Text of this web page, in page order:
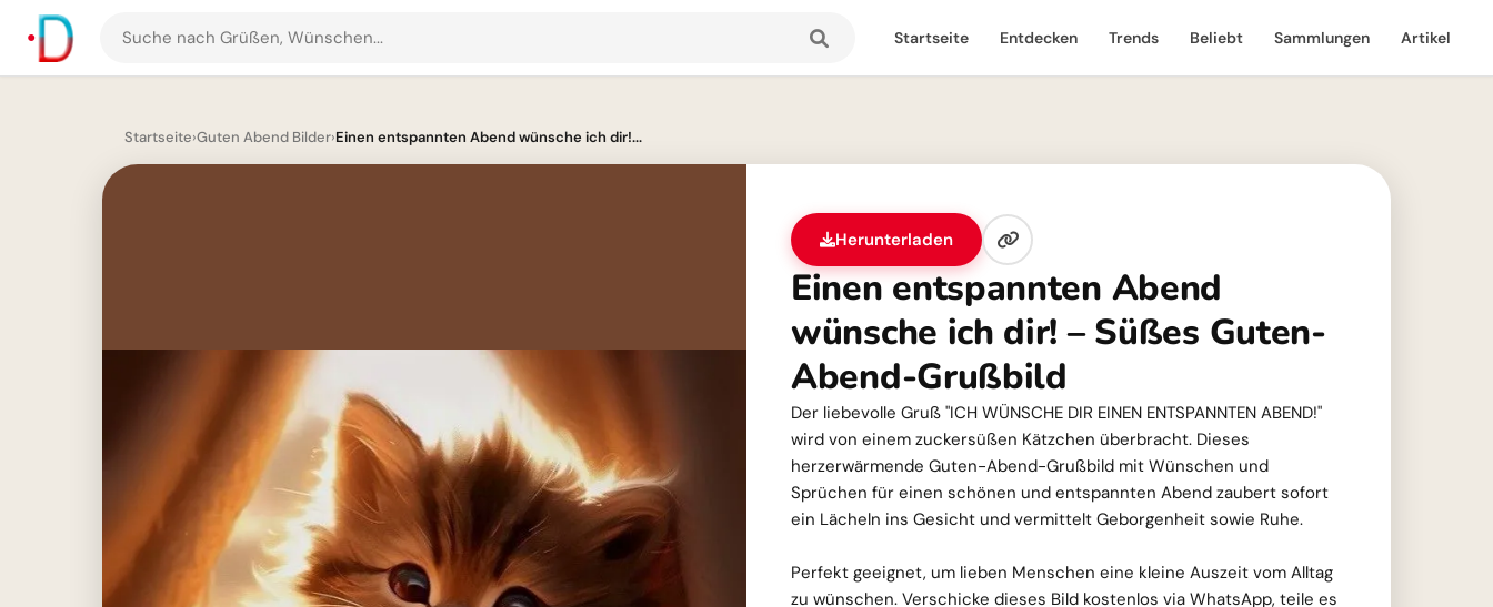
Suche
nach
und
Startseite Entdecken Trends Beliebt Sammlungen Artikel
Startseite›Guten Abend Bilder›Einen entspannten Abend wünsche ich dir!...
Herunterladen
Einen entspannten Abend
wünsche ich dir! – Süßes Guten-
Abend-Grußbild
Der liebevolle Gruß "ICH WÜNSCHE DIR EINEN ENTSPANNTEN ABEND!"
wird von einem zuckersüßen Kätzchen überbracht. Dieses
herzerwärmende Guten-Abend-Grußbild mit Wünschen und
Sprüchen für einen schönen und entspannten Abend zaubert sofort
ein Lächeln ins Gesicht und vermittelt Geborgenheit sowie Ruhe.
Perfekt geeignet, um lieben Menschen eine kleine Auszeit vom Alltag
zu wünschen. Verschicke dieses Bild kostenlos via WhatsApp, teile es